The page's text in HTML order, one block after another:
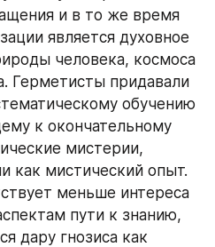
и в то же время
является духовное
человека, космоса
Герметисты придавали
обучению
к окончательному
мистерии,
как мистический опыт.
меньше интереса
пути к знанию,
дару гнозиса как